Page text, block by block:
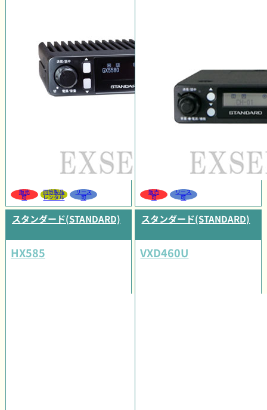
販売
可
同等製品
レンタル
リース
可
販売
可
リース
可
スタンダード(STANDARD)
HX585
スタンダード(STANDARD)
VXD460U